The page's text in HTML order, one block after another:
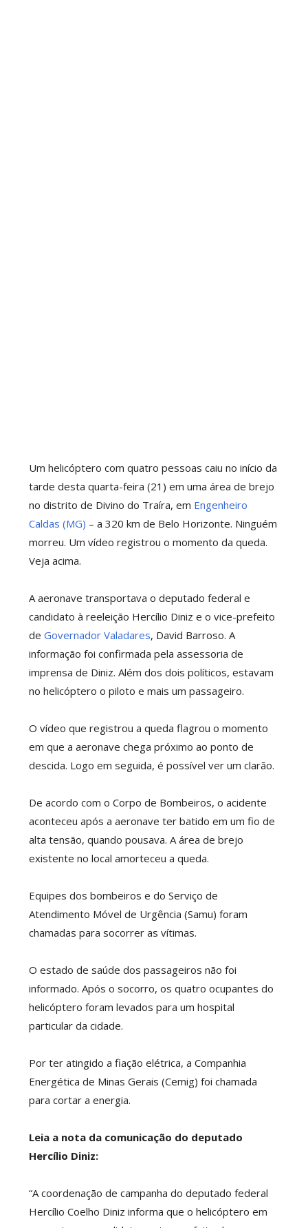
Um helicóptero com quatro pessoas caiu no início da
tarde desta quarta-feira (21) em uma área de brejo
no distrito de Divino do Traíra, em Engenheiro
Caldas (MG) – a 320 km de Belo Horizonte. Ninguém
morreu. Um vídeo registrou o momento da queda.
Veja acima.
A aeronave transportava o deputado federal e
candidato à reeleição Hercílio Diniz e o vice-prefeito
de Governador Valadares, David Barroso. A
informação foi confirmada pela assessoria de
imprensa de Diniz. Além dos dois políticos, estavam
no helicóptero o piloto e mais um passageiro.
O vídeo que registrou a queda flagrou o momento
em que a aeronave chega próximo ao ponto de
descida. Logo em seguida, é possível ver um clarão.
De acordo com o Corpo de Bombeiros, o acidente
aconteceu após a aeronave ter batido em um fio de
alta tensão, quando pousava. A área de brejo
existente no local amorteceu a queda.
Equipes dos bombeiros e do Serviço de
Atendimento Móvel de Urgência (Samu) foram
chamadas para socorrer as vítimas.
O estado de saúde dos passageiros não foi
informado. Após o socorro, os quatro ocupantes do
helicóptero foram levados para um hospital
particular da cidade.
Por ter atingido a fiação elétrica, a Companhia
Energética de Minas Gerais (Cemig) foi chamada
para cortar a energia.
Leia a nota da comunicação do deputado
Hercílio Diniz:
“A coordenação de campanha do deputado federal
Hercílio Coelho Diniz informa que o helicóptero em